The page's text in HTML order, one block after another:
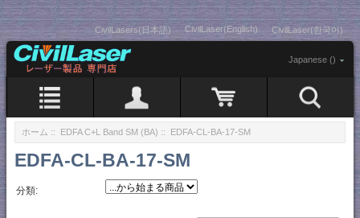
CivilLasers(日本語) CivilLaser(English) CivilLaser(한국어)
Japanese ()
ホーム :: EDFA C+L Band SM (BA) :: EDFA-CL-BA-17-SM
EDFA-CL-BA-17-SM
分類: